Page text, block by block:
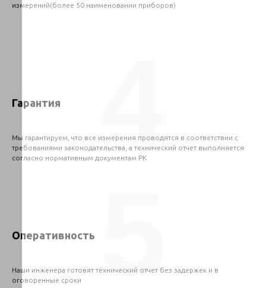
измерений(более 50 наименовании приборов)
Гарантия
Мы гарантируем, что все измерения проводятся в соответствии с
требованиями законодательства, а технический отчет выполняется
согласно нормативным документам РК
4
Оперативность
Наши инженера готовят технический отчет без задержек и в
оговоренные сроки
5